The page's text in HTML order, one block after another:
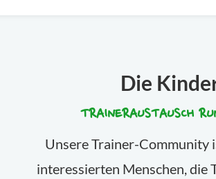
Die
TRAINERAUSTAUSCH
Unsere Trainer-Community
interessierten Menschen, die